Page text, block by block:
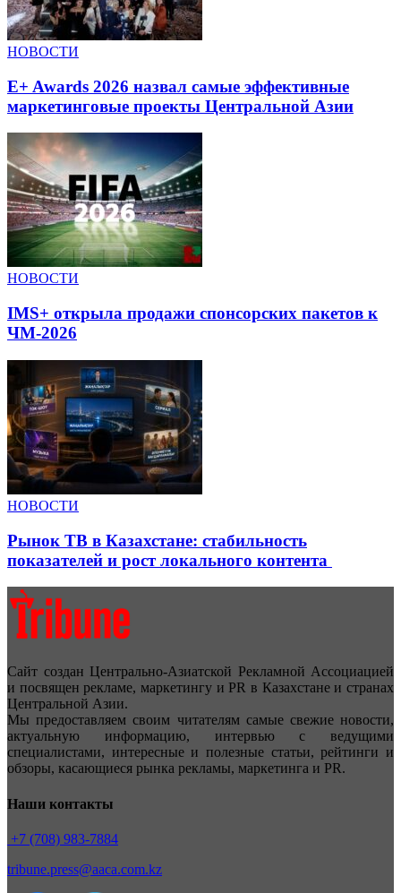
НОВОСТИ
E+ Awards 2026 назвал самые эффективные
маркетинговые проекты Центральной Азии
НОВОСТИ
IMS+ открыла продажи спонсорских пакетов к
ЧМ-2026
НОВОСТИ
Рынок ТВ в Казахстане: стабильность
показателей и рост локального контента
Сайт создан Центрально-Азиатской Рекламной Ассоциацией
и посвящен рекламе, маркетингу и PR в Казахстане и странах
Центральной Азии.
Мы предоставляем своим читателям самые свежие новости,
актуальную информацию, интервью с ведущими
специалистами, интересные и полезные статьи, рейтинги и
обзоры, касающиеся рынка рекламы, маркетинга и PR.
Наши контакты
+7 (708) 983-7884
tribune.press@aaca.com.kz